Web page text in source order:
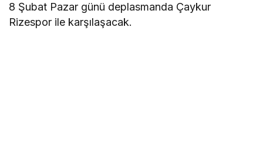
8 Şubat Pazar günü deplasmanda Çaykur
Rizespor ile karşılaşacak.